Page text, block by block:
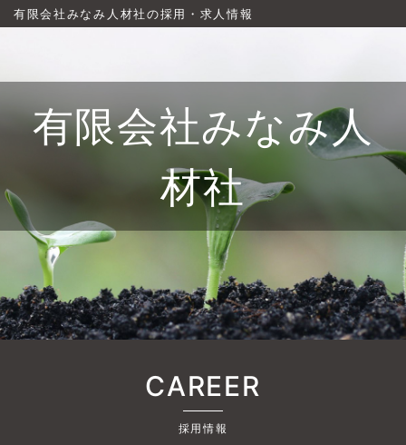
有限会社みなみ人材社の採用・求人情報
有限会社みなみ人
材社
CAREER
採用情報